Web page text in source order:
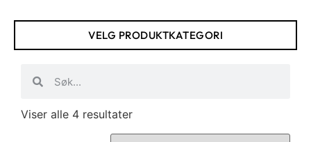
VELG PRODUKTKATEGORI
Viser alle 4 resultater